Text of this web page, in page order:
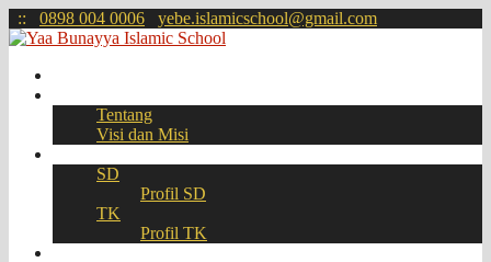
:: 0898 004 0006 yebe.islamicschool@gmail.com
Tentang
Visi dan Misi
SD
Profil SD
TK
Profil TK